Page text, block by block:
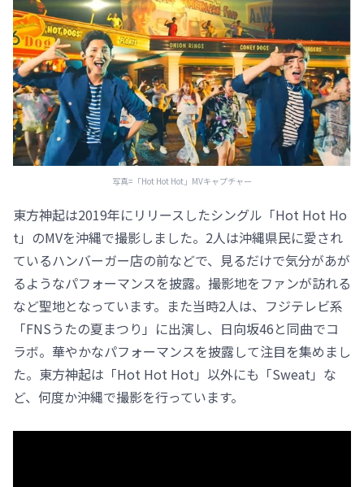
写真=「Hot Hot Hot」MVキャプチャー
東方神起は2019年にリリースしたシングル「Hot Hot Ho
t」のMVを沖縄で撮影しました。2人は沖縄県民に愛され
ているハンバーガー店の前などで、見るだけで気分があが
るようなパフォーマンスを披露。撮影地をファンが訪れる
など聖地となっています。また当時2人は、フジテレビ系
「FNSうたの夏まつり」に出演し、日向坂46と同曲でコ
ラボ。華やかなパフォーマンスを披露して注目を集めまし
た。東方神起は「Hot Hot Hot」以外にも「Sweat」な
ど、何度か沖縄で撮影を行っています。